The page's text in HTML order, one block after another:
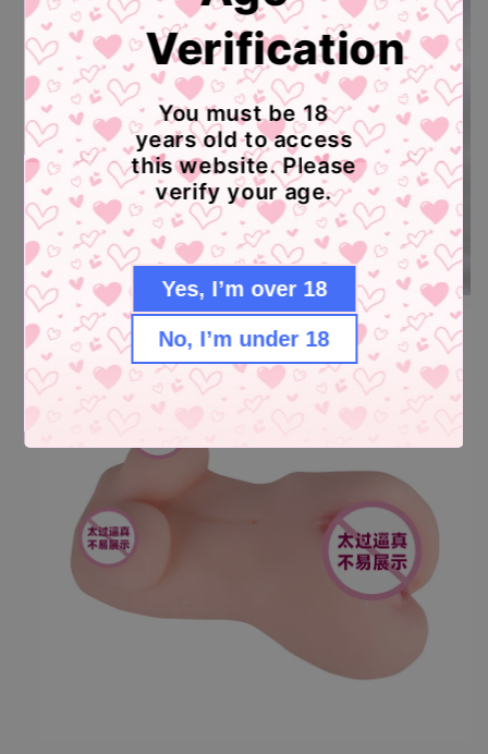
Verification
You must be 18
years old to access
this website. Please
verify your age.
Yes, I’m over 18
No, I’m under 18